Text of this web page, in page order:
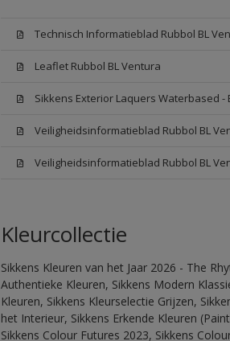
Technisch Informatieblad Rubbol BL
Leaflet Rubbol BL Ventura
Sikkens Exterior Laquers Waterbased
Veiligheidsinformatieblad Rubbol BL
Veiligheidsinformatieblad Rubbol BL
Kleurcollectie
Sikkens Kleuren van het Jaar 2026 - The
Authentieke Kleuren, Sikkens Modern
Kleuren, Sikkens Kleurselectie Grijzen,
het Interieur, Sikkens Erkende Kleuren
Sikkens Colour Futures 2023, Sikkens